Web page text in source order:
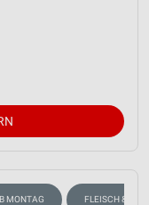
MONTAG FLEISCH &